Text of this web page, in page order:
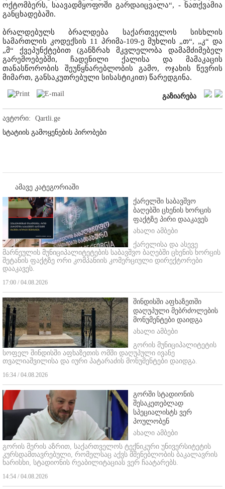
ოქტომბერს, საავადმყოფოში გარდაიცვალა“, - ნათქვამია
განცხადებაში.
ბრალდებულს ბრალდება საქართველოს სისხლის
სამართლის კოდექსის 11 პრიმა-109-ე მუხლის „თ“, „კ“ და
„მ“ ქვეპუნქტებით (განზრახ მკვლელობა დამამძიმებელ
გარემოებებში, ჩადენილი ქალისა და მამაკაცის
თანასწორობის შეუწყნარებლობის გამო, ოჯახის წევრის
მიმართ, განსაკუთრებული სისასტიკით) წარედგინა.
გაზიარება
ავტორი:
Qartli.ge
სტატიის გამოყენების პირობები
ამავე კატეგორიაში
ქარელში საბავშვო
ბაღებში ცხენის ხორცის
ფაქტზე პირი დააკავეს
ახალი ამბები
ქარელისა და ასევე
მარნეულის მუნიციპალიტეტების საბავშვო ბაღებში ცხენის ხორცის
შეტანის ფაქტზე ორი კომპანიის კომერციული დირექტორები
დააკავეს.
17:00 / 04.08.2026
შინდისში აფხაზეთში
დაღუპული მებრძოლების
მონუმენტები დაიდგა
ახალი ამბები
გორის მუნიციპალიტეტის
სოფელ შინდისში აფხაზეთის ომში დაღუპული ივანე
თვალიაშვილისა და იური პატარაძის მონუმენტები დაიდგა.
16:34 / 04.08.2026
გორში სტადიონის
შესაკეთებლად
სპეციალისტს ვერ
პოულობენ
ახალი ამბები
გორის მერის აზრით, საქართველოს ტექნიკური უნივერსიტეტის
კურსდამთავრებული, რომელსაც აქვს მშენებლობის ბაკალავრის
ხარისხი, სტადიონის რეაბილიტაციას ვერ ჩაატარებს.
14:54 / 04.08.2026